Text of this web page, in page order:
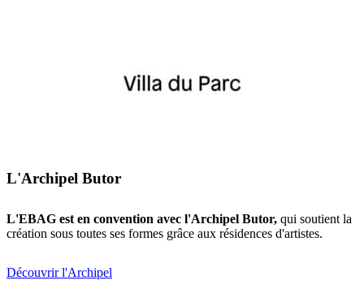
L'Archipel Butor
L'EBAG est en convention avec l'Archipel Butor, qui soutient la
création sous toutes ses formes grâce aux résidences d'artistes.
Découvrir l'Archipel